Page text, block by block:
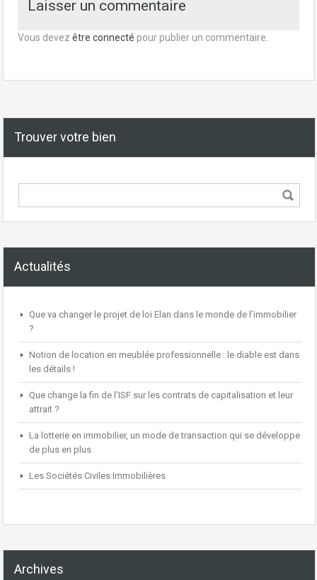
Laisser un commentaire
Vous devez être connecté pour publier un commentaire.
Trouver votre bien
Actualités
Que va changer le projet de loi Elan dans le monde de l’immobilier
?
Notion de location en meublée professionnelle : le diable est dans
les détails !
Que change la fin de l’ISF sur les contrats de capitalisation et leur
attrait ?
La lotterie en immobilier, un mode de transaction qui se développe
de plus en plus
Les Sociétés Civiles Immobilières
Archives